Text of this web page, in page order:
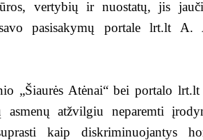
vertybių ir nuostatų, jis
pasisakymų portale lrt.lt A.
„Šiaurės Atėnai“ bei portalo lrt.lt
asmenų atžvilgiu neparemti
kaip diskriminuojantys